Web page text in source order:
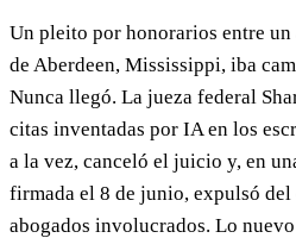
Un pleito por honorarios entre
de Aberdeen, Mississippi, iba
Nunca llegó. La jueza federal
citas inventadas por IA en los
a la vez, canceló el juicio y, en
firmada el 8 de junio, expulsó del
abogados involucrados. Lo